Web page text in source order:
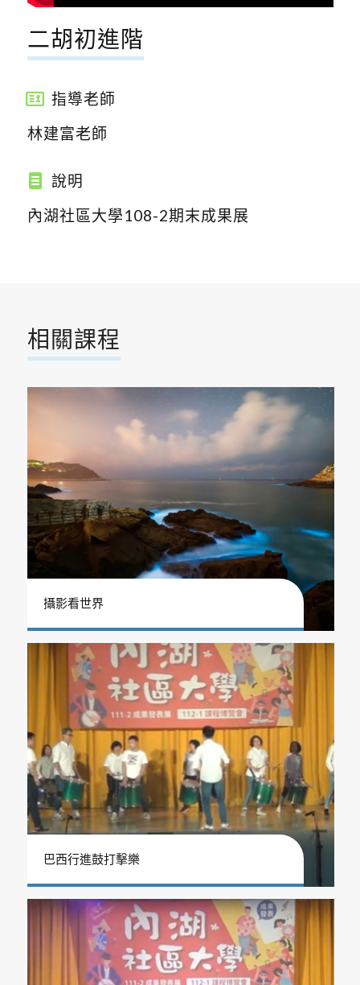
二胡初進階
指導老師
林建富老師
說明
內湖社區大學108-2期末成果展
相關課程
攝影看世界
巴西行進鼓打擊樂